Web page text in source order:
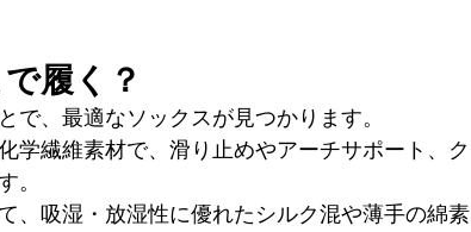
履く？
で、最適なソックスが見つかります。
学繊維素材で、滑り止めやアーチサポート、ク
。
、吸湿・放湿性に優れたシルク混や薄手の綿素